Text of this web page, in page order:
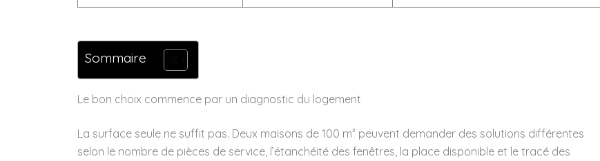
Sommaire
Le bon choix commence par un diagnostic du logement
La surface seule ne suffit pas. Deux maisons de 100 m² peuvent demander des solutions différentes
selon le nombre de pièces de service, l’étanchéité des fenêtres, la place disponible et le tracé des